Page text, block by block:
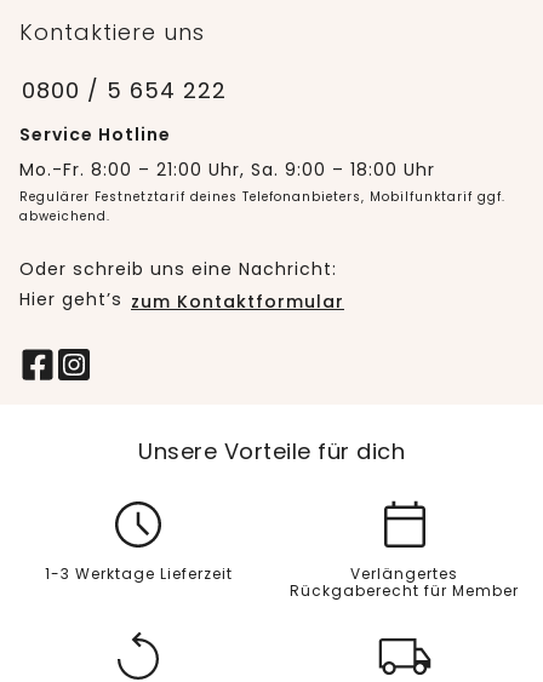
Kontaktiere uns
0800 / 5 654 222
Service Hotline
Mo.-Fr. 8:00 – 21:00 Uhr, Sa. 9:00 – 18:00 Uhr
Regulärer Festnetztarif deines Telefonanbieters, Mobilfunktarif ggf.
abweichend.
Oder schreib uns eine Nachricht:
Hier geht’s zum Kontaktformular
Unsere Vorteile für dich
1-3 Werktage Lieferzeit
Verlängertes
Rückgaberecht für Member